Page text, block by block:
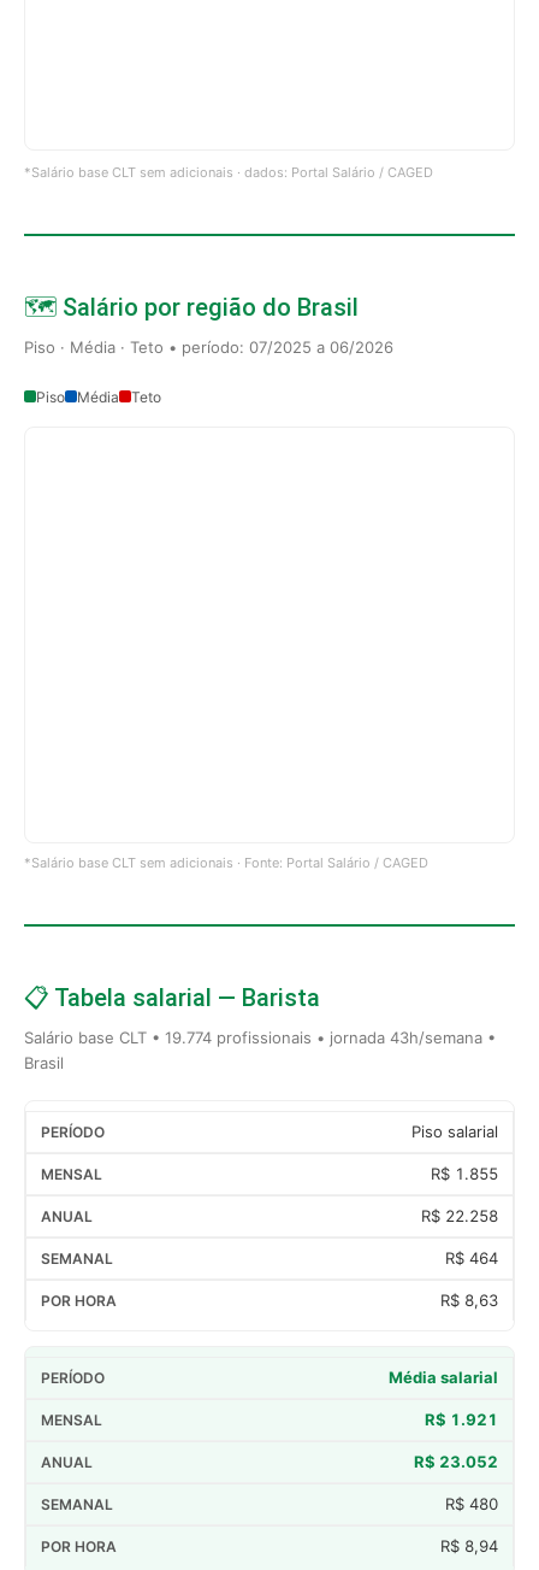
*Salário base CLT sem adicionais · dados: Portal Salário / CAGED
🗺️ Salário por região do Brasil
Piso · Média · Teto • período: 07/2025 a 06/2026
Piso Média Teto
*Salário base CLT sem adicionais · Fonte: Portal Salário / CAGED
📋 Tabela salarial — Barista
Salário base CLT • 19.774 profissionais • jornada 43h/semana •
Brasil
Piso salarial
R$ 1.855
R$ 22.258
R$ 464
R$ 8,63
Média salarial
R$ 1.921
R$ 23.052
R$ 480
R$ 8,94